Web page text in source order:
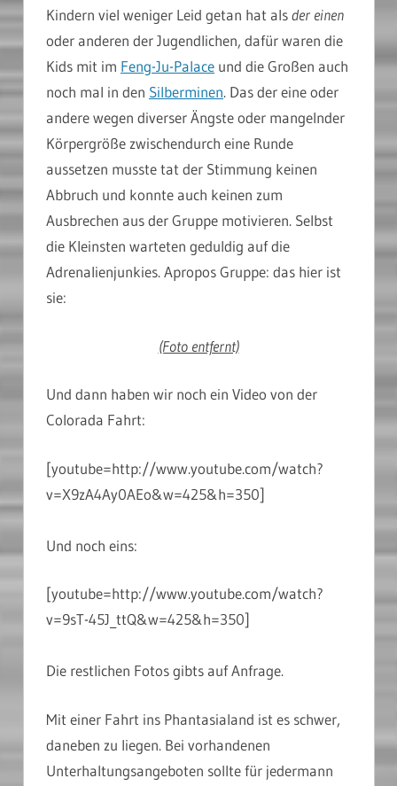
Kindern viel weniger Leid getan hat alsder einen
oder anderen der Jugendlichen, dafür waren die
Kids mit im Feng-Ju-Palace und die Großen auch
noch mal in den Silberminen. Das der eine oder
andere wegen diverser Ängste oder mangelnder
Körpergröße zwischendurch eine Runde
aussetzen musste tat der Stimmung keinen
Abbruch und konnte auch keinen zum
Ausbrechen aus der Gruppe motivieren. Selbst
die Kleinsten warteten geduldig auf die
Adrenalienjunkies. Apropos Gruppe: das hier ist
sie:
(Foto entfernt)
Und dann haben wir noch ein Video von der
Colorada Fahrt:
[youtube=http://www.youtube.com/watch?
v=X9zA4Ay0AEo&w=425&h=350]
Und noch eins:
[youtube=http://www.youtube.com/watch?
v=9sT-45J_ttQ&w=425&h=350]
Die restlichen Fotos gibts auf Anfrage.
Mit einer Fahrt ins Phantasialand ist es schwer,
daneben zu liegen. Bei vorhandenen
Unterhaltungsangeboten sollte für jedermann